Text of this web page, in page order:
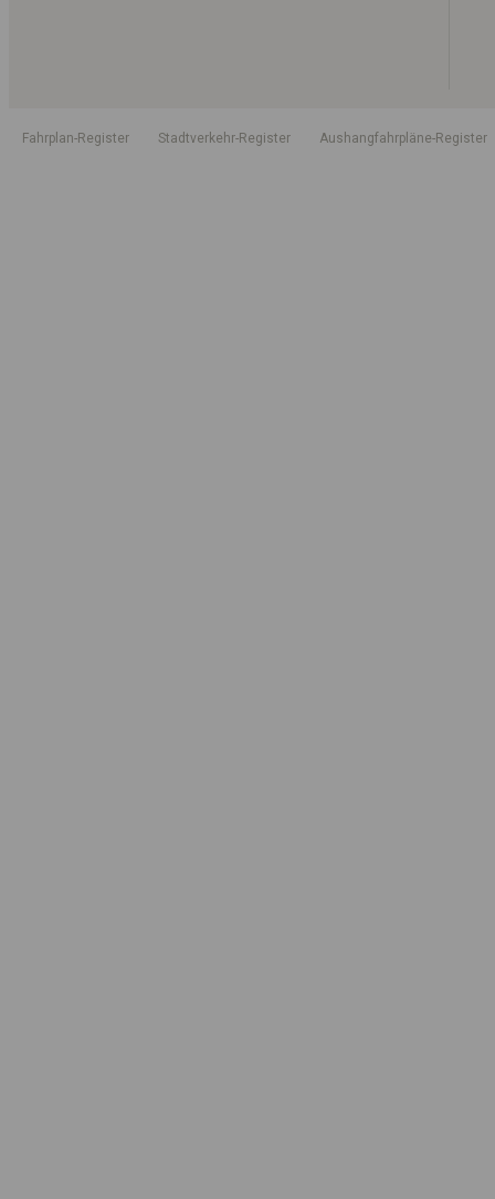
Fahrplan-Register Stadtverkehr-Register Aushangfahrpläne-Register